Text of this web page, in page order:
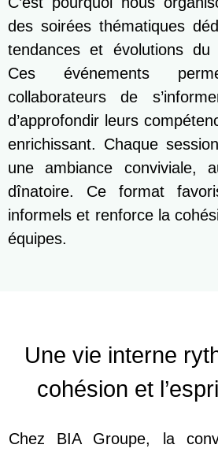
des soirées thématiques
tendances et évolutions du
Ces événements
collaborateurs de
d’approfondir leurs
enrichissant. Chaque
une ambiance conviviale,
dînatoire. Ce format
informels et renforce la
équipes.
Une vie interne
cohésion et
Chez BIA Groupe, la